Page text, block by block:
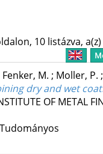
10 listázva,
Fenker, M. ; Moller, P.
dry and wet
OF METAL